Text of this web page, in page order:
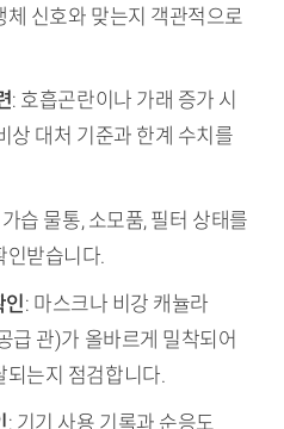
체 신호와 맞는지 객관적으로
: 호흡곤란이나 가래 증가 시
상 대처 기준과 한계 수치를
가습 물통, 소모품, 필터 상태를
인받습니다.
인: 마스크나 비강 캐뉼라
급 관)가 올바르게 밀착되어
되는지 점검합니다.
: 기기 사용 기록과 순응도